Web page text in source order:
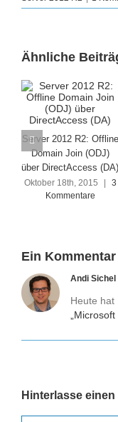
Ähnliche
Server 2012 R2: Offline
Domain Join (ODJ)
über DirectAccess (DA)
Oktober 18th, 2015 |
3
Kommentare
Ein Kommentar
Andi Sichel
Heute hat
Hinterlasse